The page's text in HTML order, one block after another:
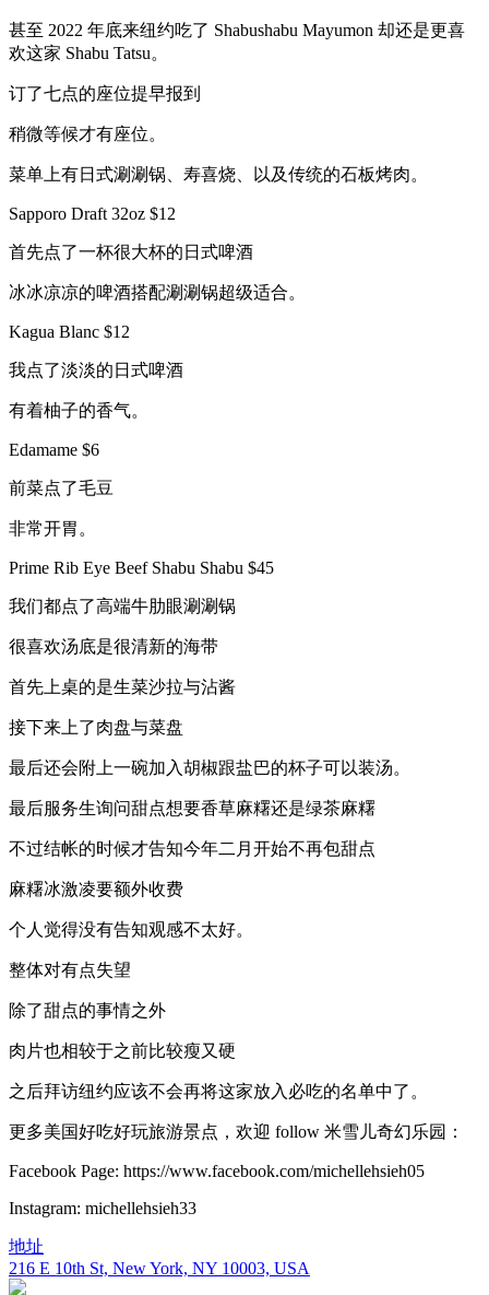
甚至 2022 年底来纽约吃了 Shabushabu Mayumon 却还是更喜
欢这家 Shabu Tatsu。
订了七点的座位提早报到
稍微等候才有座位。
菜单上有日式涮涮锅、寿喜烧、以及传统的石板烤肉。
Sapporo Draft 32oz $12
首先点了一杯很大杯的日式啤酒
冰冰凉凉的啤酒搭配涮涮锅超级适合。
Kagua Blanc $12
我点了淡淡的日式啤酒
有着柚子的香气。
Edamame $6
前菜点了毛豆
非常开胃。
Prime Rib Eye Beef Shabu Shabu $45
我们都点了高端牛肋眼涮涮锅
很喜欢汤底是很清新的海带
首先上桌的是生菜沙拉与沾酱
接下来上了肉盘与菜盘
最后还会附上一碗加入胡椒跟盐巴的杯子可以装汤。
最后服务生询问甜点想要香草麻糬还是绿茶麻糬
不过结帐的时候才告知今年二月开始不再包甜点
麻糬冰激凌要额外收费
个人觉得没有告知观感不太好。
整体对有点失望
除了甜点的事情之外
肉片也相较于之前比较瘦又硬
之后拜访纽约应该不会再将这家放入必吃的名单中了。
更多美国好吃好玩旅游景点，欢迎 follow 米雪儿奇幻乐园：
Facebook Page: https://www.facebook.com/michellehsieh05
Instagram: michellehsieh33
地址
216 E 10th St, New York, NY 10003, USA